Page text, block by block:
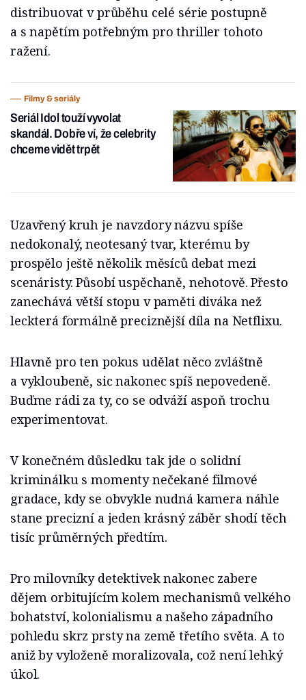
distribuovat v průběhu celé série postupně
a s napětím potřebným pro thriller tohoto
ražení.
Filmy & seriály
Seriál Idol touží vyvolat
skandál. Dobře ví, že celebrity
chceme vidět trpět
Uzavřený kruh je navzdory názvu spíše
nedokonalý, neotesaný tvar, kterému by
prospělo ještě několik měsíců debat mezi
scenáristy. Působí uspěchaně, nehotově. Přesto
zanechává větší stopu v paměti diváka než
leckterá formálně preciznější díla na Netflixu.
Hlavně pro ten pokus udělat něco zvláštně
a vykloubeně, sic nakonec spíš nepovedeně.
Buďme rádi za ty, co se odváží aspoň trochu
experimentovat.
V konečném důsledku tak jde o solidní
kriminálku s momenty nečekané filmové
gradace, kdy se obvykle nudná kamera náhle
stane precizní a jeden krásný záběr shodí těch
tisíc průměrných předtím.
Pro milovníky detektivek nakonec zabere
dějem orbitujícím kolem mechanismů velkého
bohatství, kolonialismu a našeho západního
pohledu skrz prsty na země třetího světa. A to
aniž by vyloženě moralizovala, což není lehký
úkol.